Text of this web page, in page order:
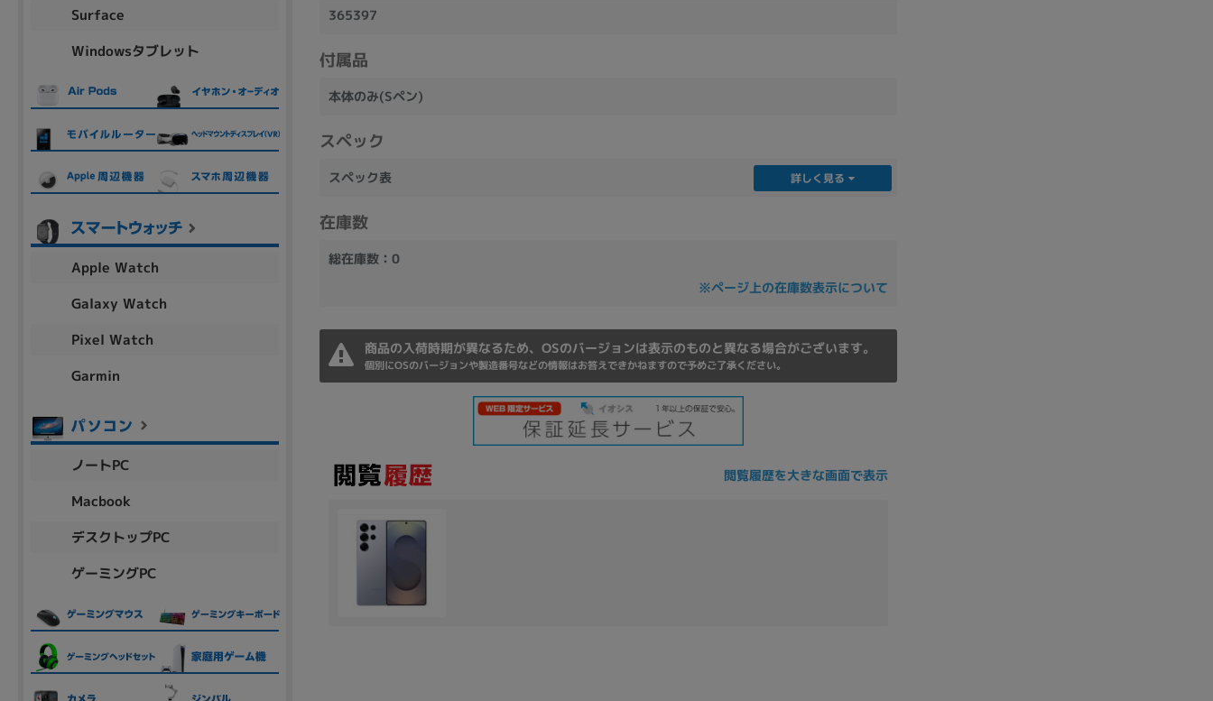
365397
付属品
本体のみ(Sペン)
スペック
スペック表 詳しく見る
在庫数
総在庫数：0
※ページ上の在庫数表示について
商品の入荷時期が異なるため、OSのバージョンは表示のものと異なる場合がございます。
個別にOSのバージョンや製造番号などの情報はお答えできかねますので予めご了承ください。
閲覧履歴を大きな画面で表示
Surface
Windowsタブレット
Apple Watch
Galaxy Watch
Pixel Watch
Garmin
ノートPC
Macbook
デスクトップPC
ゲーミングPC
商品の搭載機能による絞り込み
Webカメラ内蔵
ランク
商品状態の絞り込み
新品/未使用 中古 新品 Aランク
その他
メモリ
~
容量
~
モニタサイズ
円 ～